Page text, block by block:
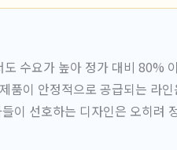
수요가 높아 정가 대비 80%
품이 안정적으로 공급되는 라
이 선호하는 디자인은 오히려